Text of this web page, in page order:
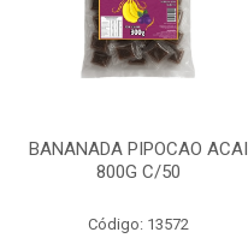
BANANADA PIPOCAO ACAI
800G C/50
Código: 13572